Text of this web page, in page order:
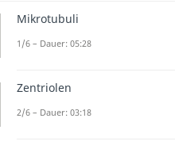
Mikrotubuli
1/6 – Dauer: 05:28
Zentriolen
2/6 – Dauer: 03:18